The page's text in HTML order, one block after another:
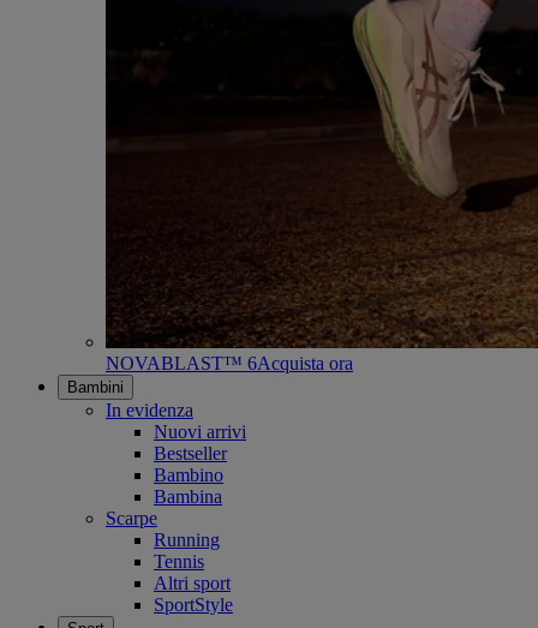
NOVABLAST™ 6Acquista ora
Bambini
In evidenza
Nuovi arrivi
Bestseller
Bambino
Bambina
Scarpe
Running
Tennis
Altri sport
SportStyle